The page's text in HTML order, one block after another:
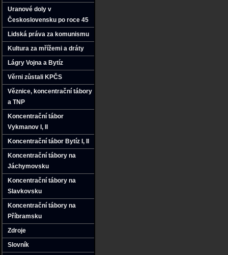
Uranové doly v
Československu po roce 45
Lidská práva za komunismu
Kultura za mřížemi a dráty
Lágry Vojna a Bytíz
Věrni zůstali KPČS
Věznice‚ koncentrační tábory
a TNP
Koncentrační tábor
Vykmanov I‚ II
Koncentrační tábor Bytíz I‚ II
Koncentrační tábory na
Jáchymovsku
Koncentrační tábory na
Slavkovsku
Koncentrační tábory na
Příbramsku
Zdroje
Slovník